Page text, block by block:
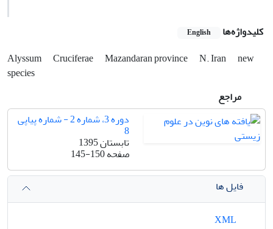
کلیدواژه‌ها English
Alyssum Cruciferae Mazandaran province N. Iran
new
species
مراجع
دوره 3، شماره 2 - شماره پیاپی
8
تابستان 1395
صفحه145-150
فایل ها